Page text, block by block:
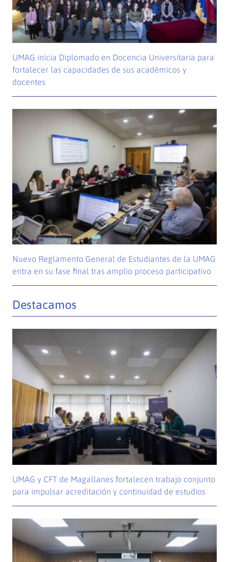
UMAG inicia Diplomado en Docencia Universitaria para
fortalecer las capacidades de sus académicos y
docentes
Nuevo Reglamento General de Estudiantes de la UMAG
entra en su fase final tras amplio proceso participativo
Destacamos
UMAG y CFT de Magallanes fortalecen trabajo conjunto
para impulsar acreditación y continuidad de estudios